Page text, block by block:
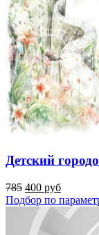
Детский
785 400 руб
Подбор по